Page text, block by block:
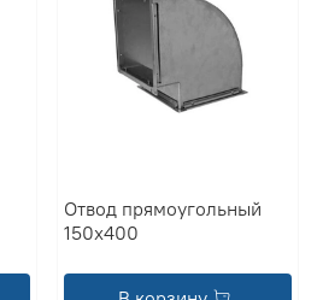
Отвод прямоугольный
150x400